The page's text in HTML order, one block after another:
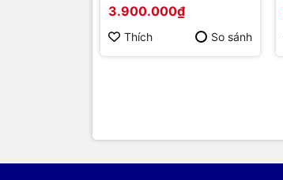
Giá Tốt
3.900.000₫
Thích So sánh